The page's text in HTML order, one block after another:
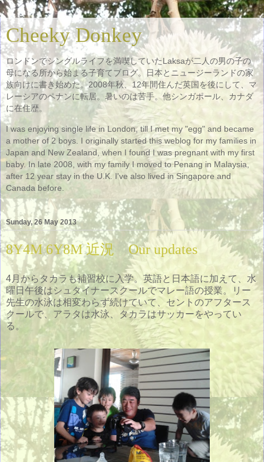
Cheeky Donkey
ロンドンでシングルライフを満喫していたLaksaが二人の男の子の
母になる所から始まる子育てブログ。日本とニュージーランドの家
族向けに書き始めた。2008年秋、12年間住んだ英国を後にして、マ
レーシアのペナンに転居。暑いのは苦手。他シンガポール、カナダ
に在住歴。
I was enjoying single life in London, till I met my "egg" and became
a mother of 2 boys. I originally started this weblog for my families in
Japan and New Zealand, when I found I was pregnant with my first
baby. In late 2008, with my family I moved to Penang in Malaysia,
after 12 year stay in the U.K. I've also lived in Singapore and
Canada before.
Sunday, 26 May 2013
8Y4M 6Y8M 近況 Our updates
4月からタカラも補習校に入学。英語と日本語に加えて、水
曜日午後はシュタイナースクールでマレー語の授業。リー
先生の水泳は相変わらず続けていて、セントのアフタース
クールで、アラタは水泳、タカラはサッカーをやってい
る。